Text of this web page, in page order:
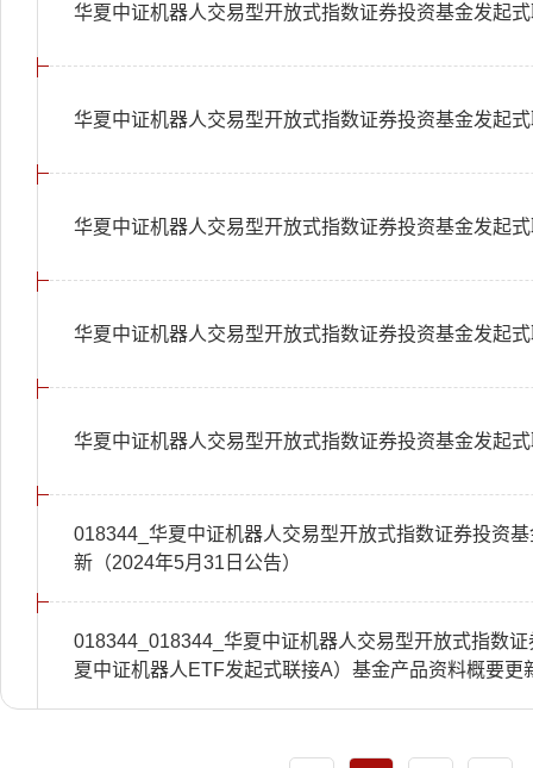
华夏中证机器人交易型开放式指数证券投资基金发起
华夏中证机器人交易型开放式指数证券投资基金发起
华夏中证机器人交易型开放式指数证券投资基金发起
华夏中证机器人交易型开放式指数证券投资基金发起
华夏中证机器人交易型开放式指数证券投资基金发起
018344_华夏中证机器人交易型开放式指数证券投资
新（2024年5月31日公告）
018344_018344_华夏中证机器人交易型开放式指数
夏中证机器人ETF发起式联接A）基金产品资料概要更